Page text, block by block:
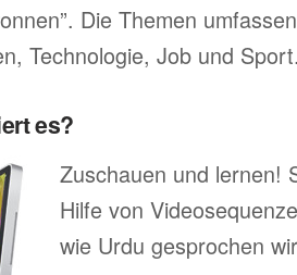
Die Themen
Technologie, Job und
es?
Zuschauen und lernen!
Hilfe von
wie Urdu gesprochen